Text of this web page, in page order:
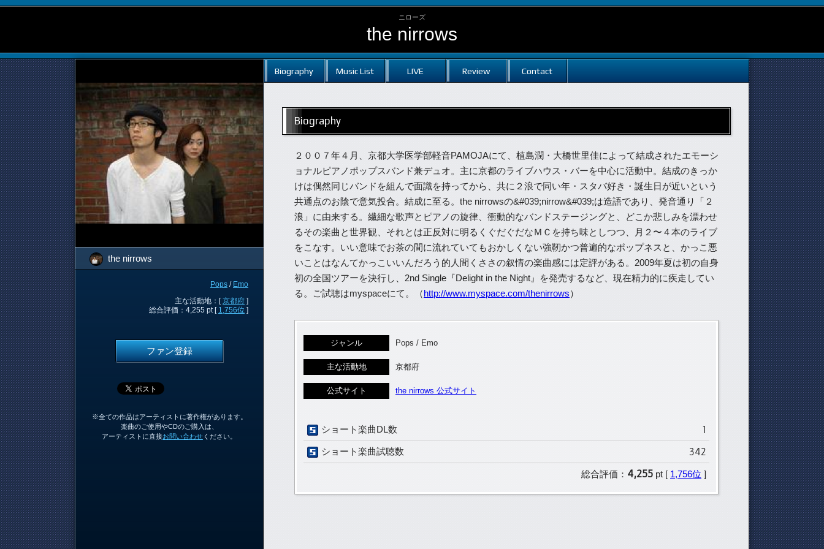
ニローズ
the nirrows
the nirrows
Pops / Emo
主な活動地：[京都府 ]
総合評価：4,255 pt [ 1,756位 ]
ファン登録
※全ての作品はアーティストに著作権があります。
楽曲のご使用やCDのご購入は、
アーティストに直接お問い合わせ ください。
Biography Music List LIVE Review Contact
Biography
２００７年４月、京都大学医学部軽音PAMOJAにて、植島潤・大橋世里佳によって結成されたエモーシ
ョナルピアノポップスバンド兼デュオ。主に京都のライブハウス・バーを中心に活動中。結成のきっか
けは偶然同じバンドを組んで面識を持ってから、共に２浪で同い年・スタバ好き・誕生日が近いという
共通点のお陰で意気投合。結成に至る。the nirrowsの&#039;nirrow&#039;は造語であり、発音通り「２
浪」に由来する。繊細な歌声とピアノの旋律、衝動的なバンドステージングと、どこか悲しみを漂わせ
るその楽曲と世界観、それとは正反対に明るくぐだぐだなＭＣを持ち味としつつ、月２〜４本のライブ
をこなす。いい意味でお茶の間に流れていてもおかしくない強靭かつ普遍的なポップネスと、かっこ悪
いことはなんてかっこいいんだろう的人間くささの叙情の楽曲感には定評がある。2009年夏は初の自身
初の全国ツアーを決行し、2nd Single『Delight in the Night』を発売するなど、現在精力的に疾走してい
る。ご試聴はmyspaceにて。（ http://www.myspace.com/thenirrows）
ジャンル Pops / Emo
主な活動地 京都府
公式サイト the nirrows 公式サイト
ショート楽曲DL数 1
ショート楽曲試聴数 342
総合評価： 4,255 pt [ 1,756位 ]